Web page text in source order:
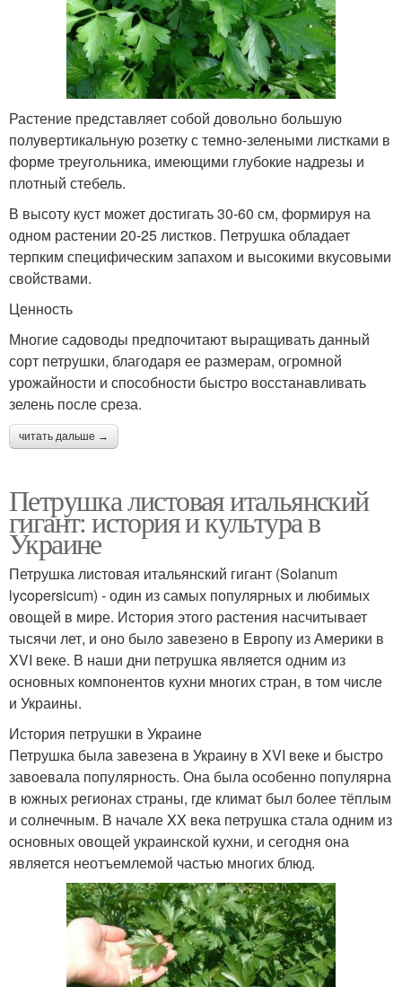
Растение представляет собой довольно большую
полувертикальную розетку с темно-зелеными листками в
форме треугольника, имеющими глубокие надрезы и
плотный стебель.
В высоту куст может достигать 30-60 см, формируя на
одном растении 20-25 листков. Петрушка обладает
терпким специфическим запахом и высокими вкусовыми
свойствами.
Ценность
Многие садоводы предпочитают выращивать данный
сорт петрушки, благодаря ее размерам, огромной
урожайности и способности быстро восстанавливать
зелень после среза.
читать дальше →
Петрушка листовая итальянский
гигант: история и культура в
Украине
Петрушка листовая итальянский гигант (Solanum
lycopersicum) - один из самых популярных и любимых
овощей в мире. История этого растения насчитывает
тысячи лет, и оно было завезено в Европу из Америки в
XVI веке. В наши дни петрушка является одним из
основных компонентов кухни многих стран, в том числе
и Украины.
История петрушки в Украине
Петрушка была завезена в Украину в XVI веке и быстро
завоевала популярность. Она была особенно популярна
в южных регионах страны, где климат был более тёплым
и солнечным. В начале XX века петрушка стала одним из
основных овощей украинской кухни, и сегодня она
является неотъемлемой частью многих блюд.